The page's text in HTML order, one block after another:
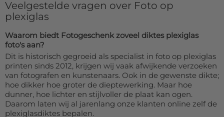
Veelgestelde vragen over Foto op
plexiglas
Waarom biedt Fotogeschenk zoveel diktes plexiglas
foto's aan?
Dit is historisch gegroeid als specialist in foto op plexiglas
printen sinds 2012, krijgen wij vaak afwijkende verzoeken
van fotografen en kunstenaars. Ook in de gewenste dikte;
hoe dikker hoe groter de dieptewerking. Maar hoe
dunner, hoe lichter en stijlvoller de plaat kan ogen.
Daarom laten wij al jarenlang onze klanten online zelf de
plexiglasdiktes bepalen.